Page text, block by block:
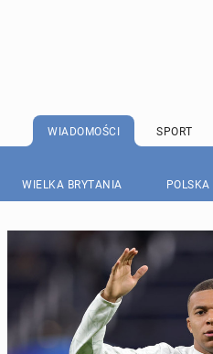
WIADOMOŚCI SPORT
WIELKA BRYTANIA POLSKA